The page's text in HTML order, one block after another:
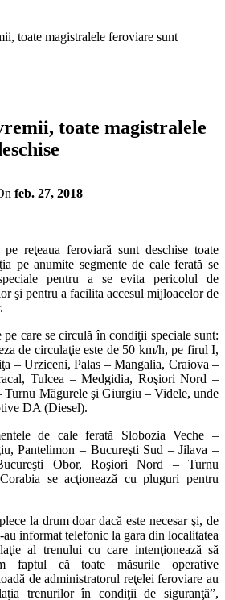
toate magistralele feroviare sunt
toate magistralele
feb. 27, 2018
reţeaua feroviară sunt deschise toate
pe anumite segmente de cale ferată se
pentru a se evita pericolul de
şi pentru a facilita accesul mijloacelor de
care se circulă în condiţii speciale sunt:
de circulaţie este de 50 km/h, pe firul I,
– Urziceni, Palas – Mangalia, Craiova –
Tulcea – Medgidia, Roşiori Nord –
Măgurele şi Giurgiu – Videle, unde
DA (Diesel).
de cale ferată Slobozia Veche –
Pantelimon – Bucureşti Sud – Jilava –
Obor, Roşiori Nord – Turnu
se acţionează cu pluguri pentru
la drum doar dacă este necesar şi, de
au informat telefonic la gara din localitatea
al trenului cu care intenţionează să
faptul că toate măsurile operative
de administratorul reţelei feroviare au
trenurilor în condiţii de siguranţă”,